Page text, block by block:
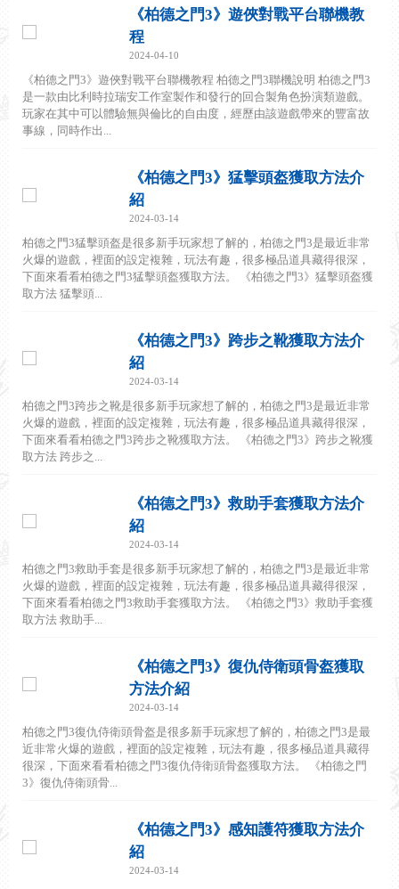
《柏德之門3》遊俠對戰平台聯機教
程
2024-04-10
《柏德之門3》遊俠對戰平台聯機教程 柏德之門3聯機說明 柏德之門3
是一款由比利時拉瑞安工作室製作和發行的回合製角色扮演類遊戲。
玩家在其中可以體驗無與倫比的自由度，經歷由該遊戲帶來的豐富故
事線，同時作出...
《柏德之門3》猛擊頭盔獲取方法介
紹
2024-03-14
柏德之門3猛擊頭盔是很多新手玩家想了解的，柏德之門3是最近非常
火爆的遊戲，裡面的設定複雜，玩法有趣，很多極品道具藏得很深，
下面來看看柏德之門3猛擊頭盔獲取方法。 《柏德之門3》猛擊頭盔獲
取方法 猛擊頭...
《柏德之門3》跨步之靴獲取方法介
紹
2024-03-14
柏德之門3跨步之靴是很多新手玩家想了解的，柏德之門3是最近非常
火爆的遊戲，裡面的設定複雜，玩法有趣，很多極品道具藏得很深，
下面來看看柏德之門3跨步之靴獲取方法。 《柏德之門3》跨步之靴獲
取方法 跨步之...
《柏德之門3》救助手套獲取方法介
紹
2024-03-14
柏德之門3救助手套是很多新手玩家想了解的，柏德之門3是最近非常
火爆的遊戲，裡面的設定複雜，玩法有趣，很多極品道具藏得很深，
下面來看看柏德之門3救助手套獲取方法。 《柏德之門3》救助手套獲
取方法 救助手...
《柏德之門3》復仇侍衛頭骨盔獲取
方法介紹
2024-03-14
柏德之門3復仇侍衛頭骨盔是很多新手玩家想了解的，柏德之門3是最
近非常火爆的遊戲，裡面的設定複雜，玩法有趣，很多極品道具藏得
很深，下面來看看柏德之門3復仇侍衛頭骨盔獲取方法。 《柏德之門
3》復仇侍衛頭骨...
《柏德之門3》感知護符獲取方法介
紹
2024-03-14